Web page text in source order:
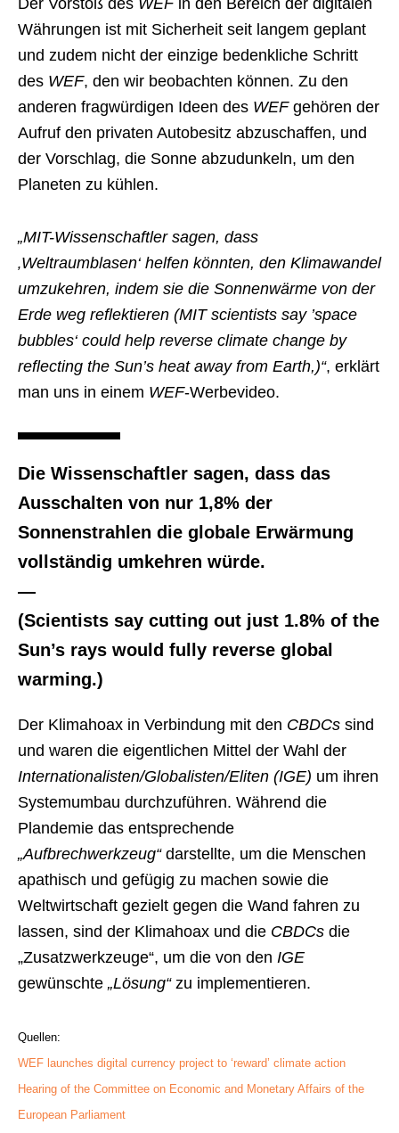
Der Vorstoß des WEF in den Bereich der digitalen
Währungen ist mit Sicherheit seit langem geplant
und zudem nicht der einzige bedenkliche Schritt
des WEF, den wir beobachten können. Zu den
anderen fragwürdigen Ideen des WEFgehören der
Aufruf den privaten Autobesitz abzuschaffen, und
der Vorschlag, die Sonne abzudunkeln, um den
Planeten zu kühlen.
„MIT-Wissenschaftler sagen, dass
‚Weltraumblasen‘ helfen könnten, den Klimawandel
umzukehren, indem sie die Sonnenwärme von der
Erde weg reflektieren (MIT scientists say ’space
bubbles‘ could help reverse climate change by
reflecting the Sun’s heat away from Earth,)“, erklärt
man uns in einem WEF-Werbevideo.
Die Wissenschaftler sagen, dass das
Ausschalten von nur 1,8% der
Sonnenstrahlen die globale Erwärmung
vollständig umkehren würde.
—
(Scientists say cutting out just 1.8% of the
Sun’s rays would fully reverse global
warming.)
Der Klimahoax in Verbindung mit den CBDCs sind
und waren die eigentlichen Mittel der Wahl der
Internationalisten/Globalisten/Eliten (IGE) um ihren
Systemumbau durchzuführen. Während die
Plandemie das entsprechende
„Aufbrechwerkzeug“darstellte, um die Menschen
apathisch und gefügig zu machen sowie die
Weltwirtschaft gezielt gegen die Wand fahren zu
lassen, sind der Klimahoax und die CBDCs die
„Zusatzwerkzeuge“, um die von den IGE
gewünschte „Lösung“zu implementieren.
Quellen:
WEF launches digital currency project to ‘reward’ climate action
Hearing of the Committee on Economic and Monetary Affairs of the
European Parliament